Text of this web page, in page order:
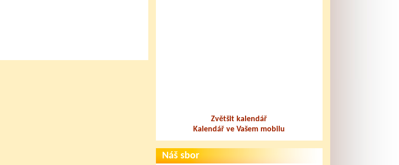
Zvětšit kalendář
Kalendář ve Vašem mobilu
Náš sbor